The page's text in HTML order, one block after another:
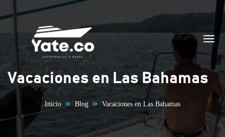
Saltar al contenido
Vacaciones en Las Bahamas
Inicio Blog Vacaciones en Las Bahamas